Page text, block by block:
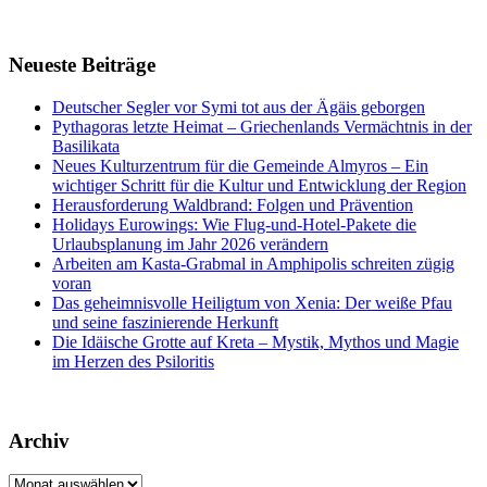
Neueste Beiträge
Deutscher Segler vor Symi tot aus der Ägäis geborgen
Pythagoras letzte Heimat – Griechenlands Vermächtnis in der
Basilikata
Neues Kulturzentrum für die Gemeinde Almyros – Ein
wichtiger Schritt für die Kultur und Entwicklung der Region
Herausforderung Waldbrand: Folgen und Prävention
Holidays Eurowings: Wie Flug-und-Hotel-Pakete die
Urlaubsplanung im Jahr 2026 verändern
Arbeiten am Kasta-Grabmal in Amphipolis schreiten zügig
voran
Das geheimnisvolle Heiligtum von Xenia: Der weiße Pfau
und seine faszinierende Herkunft
Die Idäische Grotte auf Kreta – Mystik, Mythos und Magie
im Herzen des Psiloritis
Archiv
Archiv